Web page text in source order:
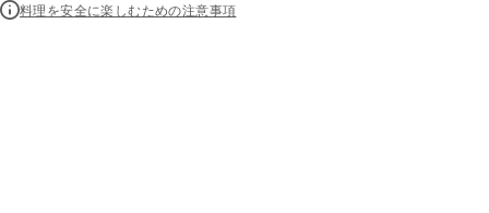
料理を安全に楽しむための注意事項